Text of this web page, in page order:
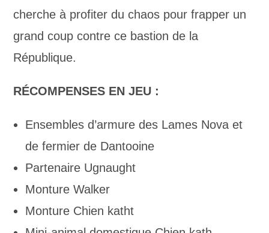
cherche à profiter du chaos pour frapper un
grand coup contre ce bastion de la
République.
RÉCOMPENSES EN JEU :
Ensembles d’armure des Lames Nova et
de fermier de Dantooine
Partenaire Ugnaught
Monture Walker
Monture Chien katht